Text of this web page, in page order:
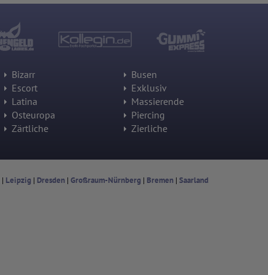
Bizarr
Busen
Escort
Exklusiv
Latina
Massierende
Osteuropa
Piercing
Zärtliche Zierliche
| Leipzig | Dresden| Großraum-Nürnberg | Bremen| Saarland